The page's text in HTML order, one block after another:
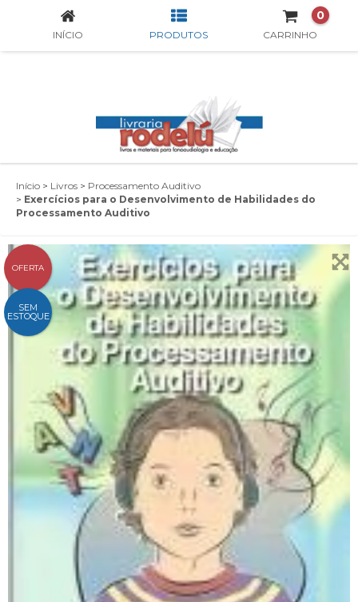
INÍCIO PRODUTOS CARRINHO
0
Início > Livros > Processamento Auditivo
> Exercícios para o Desenvolvimento de Habilidades do
Processamento Auditivo
OFERTA
SEM
ESTOQUE